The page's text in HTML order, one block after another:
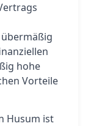
hohe
Vorteile
Husum ist